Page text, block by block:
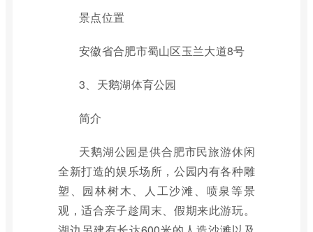
景点位置
安徽省合肥市蜀山区玉兰大道8号
3、天鹅湖体育公园
简介
天鹅湖公园是供合肥市民旅游休闲
全新打造的娱乐场所，公园内有各种雕
塑、园林树木、人工沙滩、喷泉等景
观，适合亲子趁周末、假期来此游玩。